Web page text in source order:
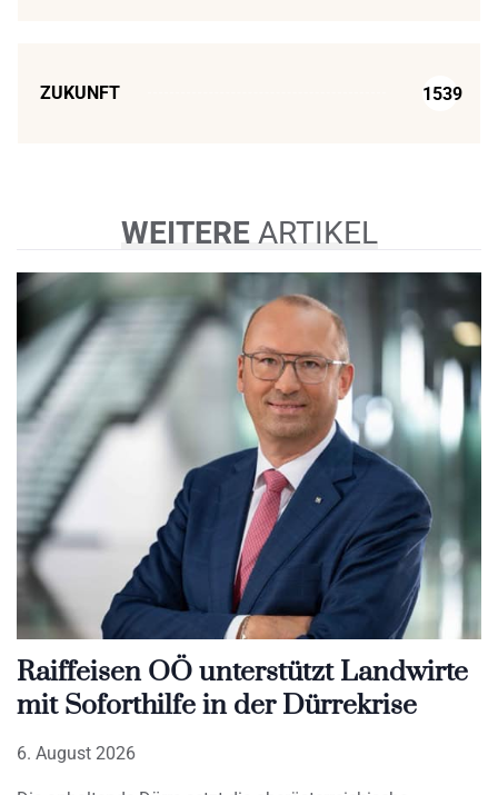
ZUKUNFT 1539
WEITEREARTIKEL
Raiffeisen OÖ unterstützt Landwirte
mit Soforthilfe in der Dürrekrise
6. August 2026